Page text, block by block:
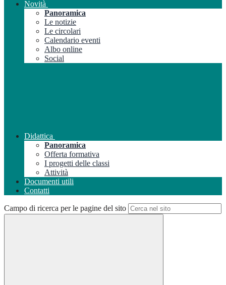
Novità
Panoramica
Le notizie
Le circolari
Calendario eventi
Albo online
Social
Didattica
Panoramica
Offerta formativa
I progetti delle classi
Attività
Documenti utili
Contatti
Campo di ricerca per le pagine del sito